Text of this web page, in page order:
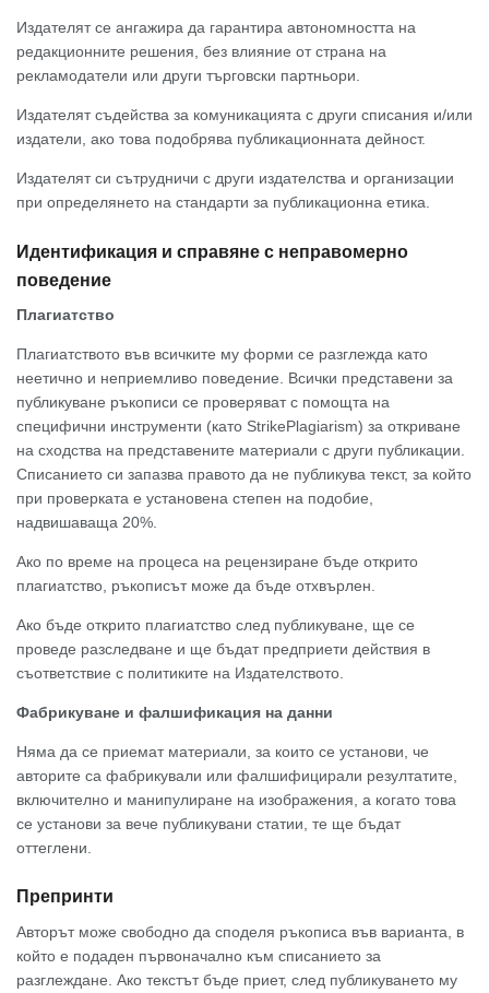
Издателят се ангажира да гарантира автономността на
редакционните решения, без влияние от страна на
рекламодатели или други търговски партньори.
Издателят съдейства за комуникацията с други списания и/или
издатели, ако това подобрява публикационната дейност.
Издателят си сътрудничи с други издателства и организации
при определянето на стандарти за публикационна етика.
Идентификация и справяне с неправомерно
поведение
Плагиатство
Плагиатството във всичките му форми се разглежда като
неетично и неприемливо поведение. Всички представени за
публикуване ръкописи се проверяват с помощта на
специфични инструменти (като StrikePlagiarism) за откриване
на сходства на представените материали с други публикации.
Списанието си запазва правото да не публикува текст, за който
при проверката е установена степен на подобие,
надвишаваща 20%.
Ако по време на процеса на рецензиране бъде открито
плагиатство, ръкописът може да бъде отхвърлен.
Ако бъде открито плагиатство след публикуване, ще се
проведе разследване и ще бъдат предприети действия в
съответствие с политиките на Издателството.
Фабрикуване и фалшификация на данни
Няма да се приемат материали, за които се установи, че
авторите са фабрикували или фалшифицирали резултатите,
включително и манипулиране на изображения, а когато това
се установи за вече публикувани статии, те ще бъдат
оттеглени.
Препринти
Авторът може свободно да споделя ръкописа във варианта, в
който е подаден първоначално към списанието за
разглеждане. Ако текстът бъде приет, след публикуването му